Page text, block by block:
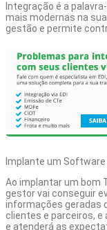
Integração é a
mais modernas na
gestão e permite
Implante um
Ao implantar um bom
gestor vai conseguir
informações geradas
clientes e parceiros,
e atenderá as